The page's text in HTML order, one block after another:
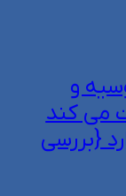
و
می کند
{بررسی